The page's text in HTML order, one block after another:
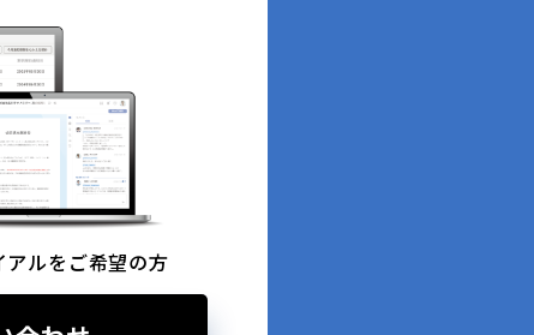
ルをご希望の方